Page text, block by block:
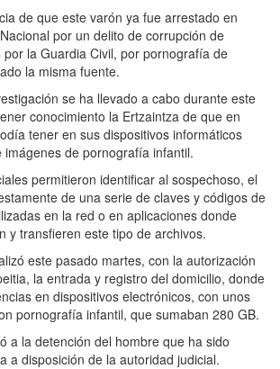
de que este varón ya fue arrestado en
por un delito de corrupción de
la Guardia Civil, por pornografía de
la misma fuente.
se ha llevado a cabo durante este
conocimiento la Ertzaintza de que en
tener en sus dispositivos informáticos
de pornografía infantil.
permitieron identificar al sospechoso, el
de una serie de claves y códigos de
en la red o en aplicaciones donde
y transfieren este tipo de archivos.
este pasado martes, con la autorización
la entrada y registro del domicilio, donde
en dispositivos electrónicos, con unos
pornografía infantil, que sumaban 280 GB.
a la detención del hombre que ha sido
a disposición de la autoridad judicial.